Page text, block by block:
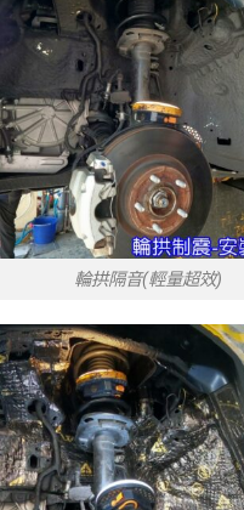
輪拱隔音(輕量超效)